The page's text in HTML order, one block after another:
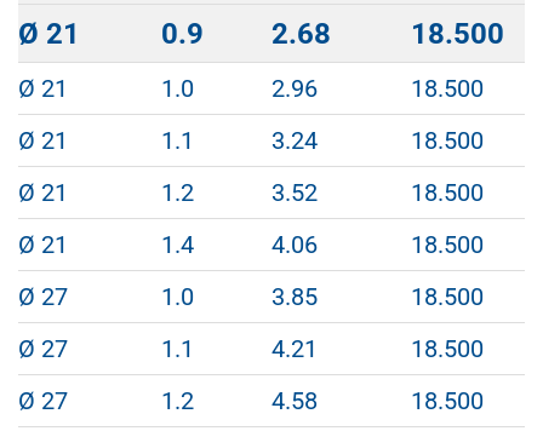
ĐƯỜNG
KÍNH
(MM)
ĐỘ
DÀY
(MM)
TRỌNG
LƯỢNG
(KG/
CÂY)
ĐƠN
GIÁ
(VND/
KG)
Ø 21 0.9 2.68 18.500
Ø 21 1.0 2.96 18.500
Ø 21
1.1 3.24 18.500
Ø 21
1.2 3.52 18.500
Ø 21
1.4 4.06 18.500
Ø 27
1.0 3.85 18.500
Ø 27
1.1 4.21 18.500
Ø 27
1.2 4.58 18.500